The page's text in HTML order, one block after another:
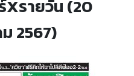
Xรายวัน (20
2567)